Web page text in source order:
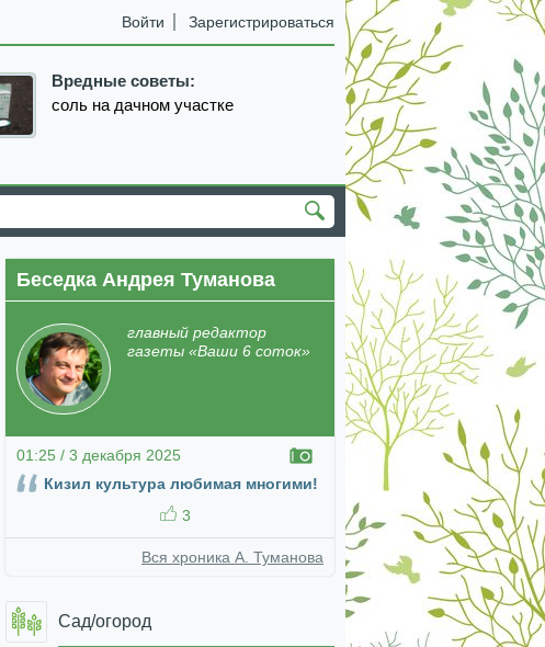
Войти Зарегистрироваться
Вредные советы:
соль на дачном участке
декабрь январь февраль март апрель
Беседка Андрея Туманова
главный редактор
газеты «Ваши 6 соток»
01:25 / 3 декабря 2025
Кизил культура любимая многими!
3
Вся хроника А. Туманова
Сад/огород